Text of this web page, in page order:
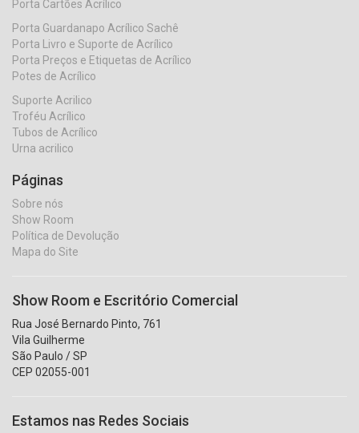
Porta Cartões Acrílico
Porta Guardanapo Acrílico Sachê
Porta Livro e Suporte de Acrílico
Porta Preços e Etiquetas de Acrílico
Potes de Acrílico
Suporte Acrilico
Troféu Acrílico
Tubos de Acrílico
Urna acrilico
Páginas
Sobre nós
Show Room
Política de Devolução
Mapa do Site
Show Room e Escritório Comercial
Rua José Bernardo Pinto, 761
Vila Guilherme
São Paulo / SP
CEP 02055-001
Estamos nas Redes Sociais